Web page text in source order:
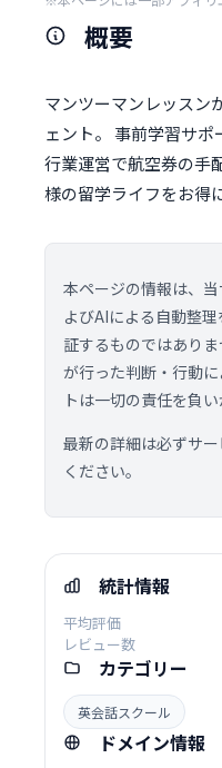
概要
マンツーマンレッスン
ェント。 事前学習サ
行業運営で航空券の手
様の留学ライフをお得
本ページの情報は、
よびAIによる自動整
証するものではあり
が行った判断・行動
トは一切の責任を負い
最新の詳細は必ずサ
ください。
統計情報
平均評価
レビュー数
カテゴリー
英会話スクール
ドメイン情報